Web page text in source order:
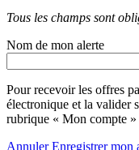
Tous les champs sont
Nom de mon alerte
Pour recevoir les offres
électronique et la valider
rubrique « Mon compte »
AnnulerEnregistrer mon